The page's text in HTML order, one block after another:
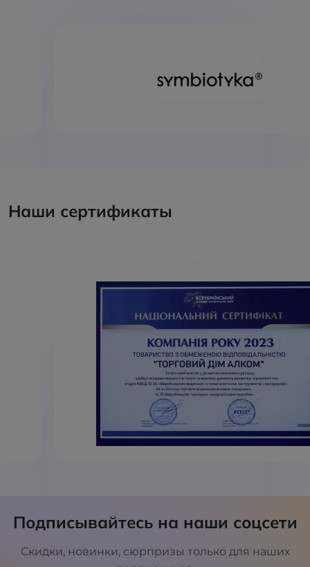
Наши сертификаты
Подписывайтесь на наши соцсети
Скидки, новинки, сюрпризы только для наших